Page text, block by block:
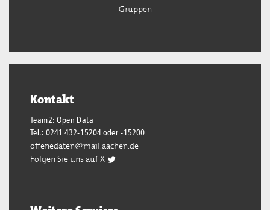
Gruppen
Kontakt
Team2: Open Data
Tel.: 0241 432-15204 oder -15200
offenedaten@mail.aachen.de
Folgen Sie uns auf X